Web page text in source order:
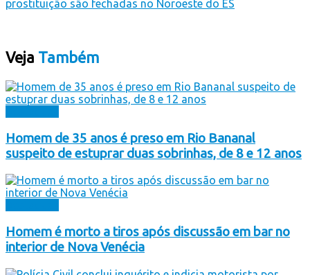
prostituição são fechadas no Noroeste do ES
Veja Também
Homem de 35 anos é preso em Rio Bananal
suspeito de estuprar duas sobrinhas, de 8 e 12 anos
Homem é morto a tiros após discussão em bar no
interior de Nova Venécia